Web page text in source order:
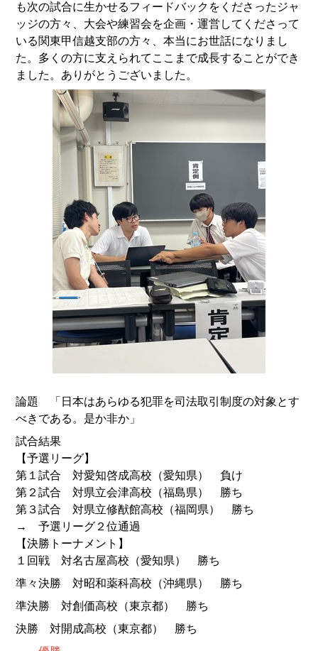
も次の試合に生かせるフィードバックをくださったジャ
ッジの方々、大会や練習会を企画・運営してくださって
いる関東甲信越支部の方々、本当にお世話になりまし
た。多くの方に支えられてここまで成長することができ
ました。ありがとうございました。
論題 「日本はあらゆる犯罪を司法取引制度の対象とす
べきである。是か非か」
試合結果
【予選リーグ】
第１試合 対愛知啓成高校（愛知県） 負け
第２試合 対県立会津高校（福島県） 勝ち
第３試合 対県立修猷館高校（福岡県） 勝ち
→ 予選リーグ２位通過
【決勝トーナメント】
１回戦 対名古屋高校（愛知県） 勝ち
準々決勝 対昭和薬科高校（沖縄県） 勝ち
準決勝 対創価高校（東京都） 勝ち
決勝 対開成高校（東京都） 勝ち